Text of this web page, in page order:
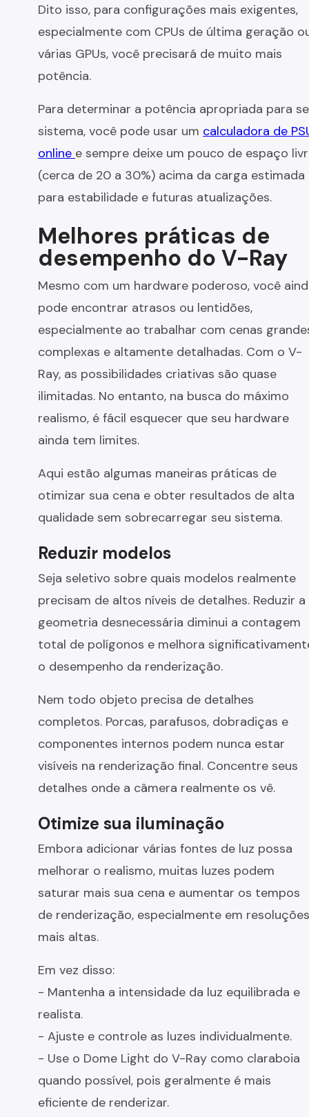
Dito isso, para configurações mais exigentes,
especialmente com CPUs de última geração
várias GPUs, você precisará de muito mais
potência.
Para determinar a potência apropriada para
sistema, você pode usar um calculadora de
online e sempre deixe um pouco de espaço
(cerca de 20 a 30%) acima da carga estimada
para estabilidade e futuras atualizações.
Melhores práticas de
desempenho do V-Ray
Mesmo com um hardware poderoso, você
pode encontrar atrasos ou lentidões,
especialmente ao trabalhar com cenas
complexas e altamente detalhadas. Com o V-
Ray, as possibilidades criativas são quase
ilimitadas. No entanto, na busca do máximo
realismo, é fácil esquecer que seu hardware
ainda tem limites.
Aqui estão algumas maneiras práticas de
otimizar sua cena e obter resultados de alta
qualidade sem sobrecarregar seu sistema.
Reduzir modelos
Seja seletivo sobre quais modelos realmente
precisam de altos níveis de detalhes. Reduzir a
geometria desnecessária diminui a contagem
total de polígonos e melhora
o desempenho da renderização.
Nem todo objeto precisa de detalhes
completos. Porcas, parafusos, dobradiças e
componentes internos podem nunca estar
visíveis na renderização final. Concentre seus
detalhes onde a câmera realmente os vê.
Otimize sua iluminação
Embora adicionar várias fontes de luz possa
melhorar o realismo, muitas luzes podem
saturar mais sua cena e aumentar os tempos
de renderização, especialmente em resoluções
mais altas.
Em vez disso:
- Mantenha a intensidade da luz equilibrada e
realista.
- Ajuste e controle as luzes individualmente.
- Use o Dome Light do V-Ray como claraboia
quando possível, pois geralmente é mais
eficiente de renderizar.